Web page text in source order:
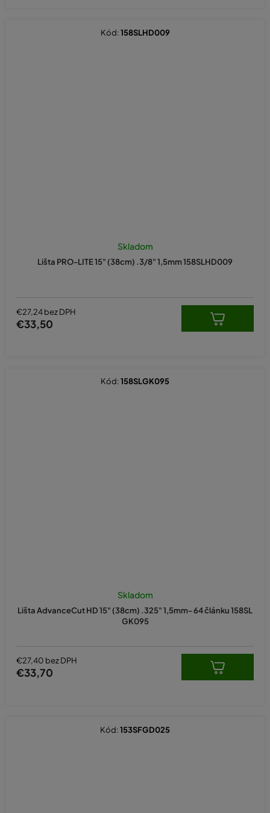
Lišta PRO-LITE 15" (38cm) .3/8" 1,5mm 158SLHD009
Skladom
€27,24 bez DPH
€33,50
Kód:158SLHD009
Lišta AdvanceCut HD 15" (38cm) .325" 1,5mm- 64 článku 158SL
GK095
Skladom
€27,40 bez DPH
€33,70
Kód:158SLGK095
Kód:153SFGD025